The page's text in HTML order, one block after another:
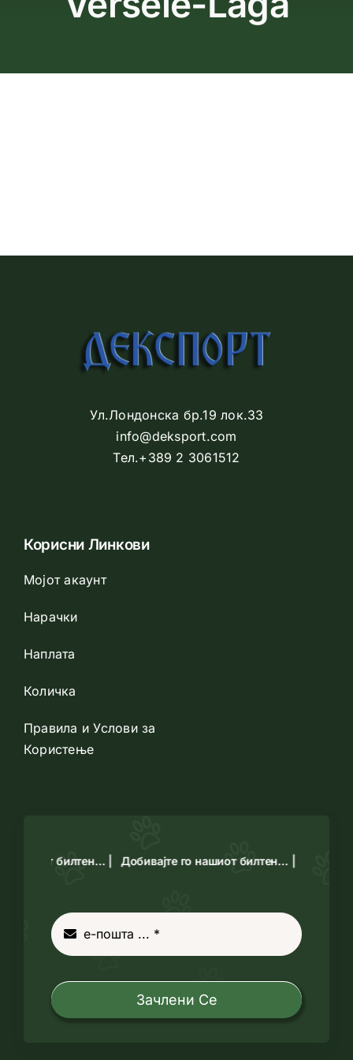
Продавница
Ул.Лондонска бр.19 лок.33
info@deksport.com
Тел.+389 2 3061512
Корисни Линкови
Мојот акаунт
Нарачки
Наплата
Количка
Правила и Услови за
Користење
нашиот билтен… | Добивајте го нашиот билтен… |
Зачлени Се